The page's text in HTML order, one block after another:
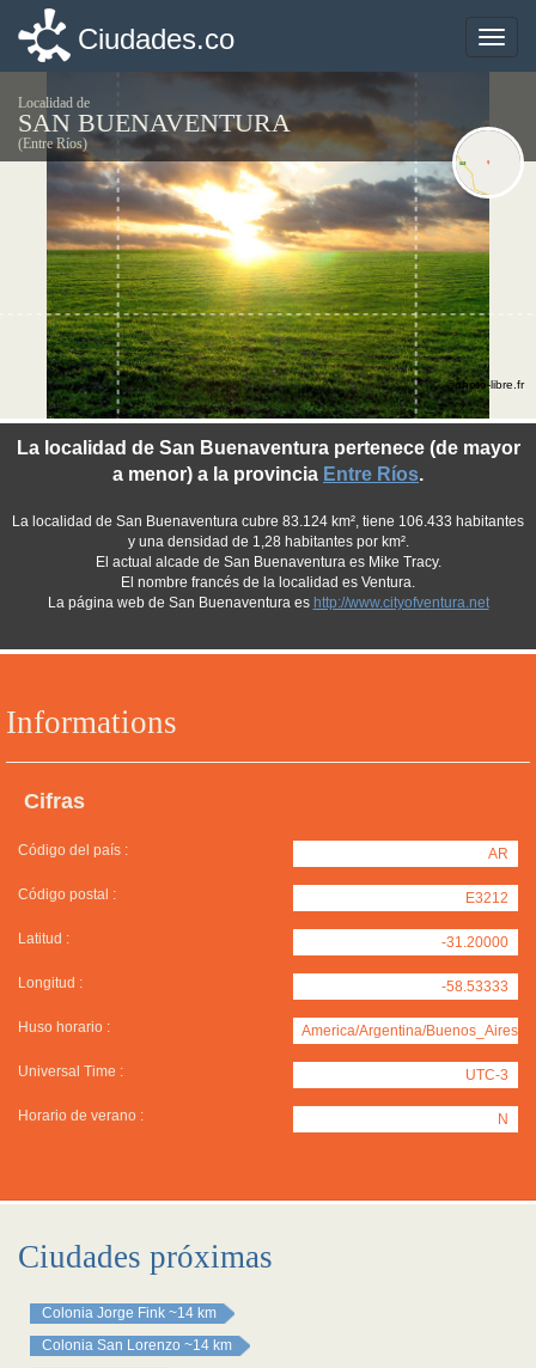
Toggle
Ciudades.co
Localidad de
SAN BUENAVENTURA
(Entre Ríos)
Informations
Cifras
Código del país : AR
Código postal : E3212
Latitud : -31.20000
Longitud : -58.53333
Huso horario : America/Argentina/Buenos_Aires
Universal Time : UTC-3
Horario de verano : N
La localidad de San Buenaventura pertenece (de mayor
a menor) a la provincia Entre Ríos.
La localidad de San Buenaventura cubre 83.124 km², tiene 106.433 habitantes
y una densidad de 1,28 habitantes por km².
El actual alcade de San Buenaventura es Mike Tracy.
El nombre francés de la localidad es Ventura.
La página web de San Buenaventura es http://www.cityofventura.net
©photo-libre.fr
Ciudades próximas
Colonia Jorge Fink ~14 km
Colonia San Lorenzo ~14 km
Toggle
Ciudades.co